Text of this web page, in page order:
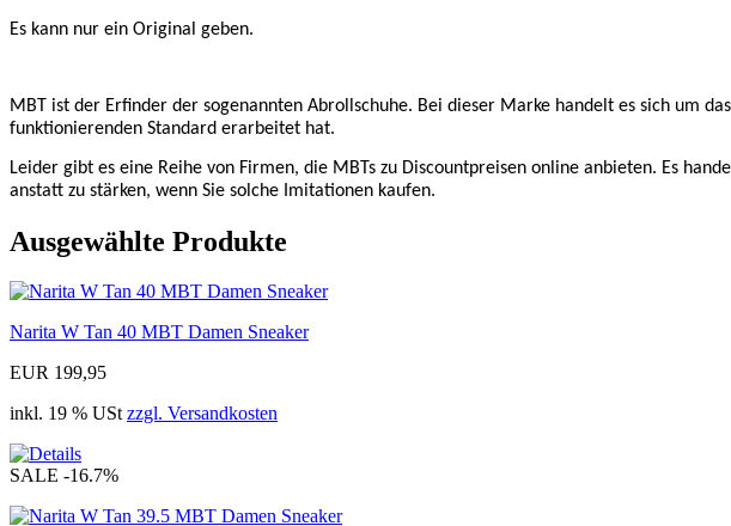
Es kann nur ein Original geben.
MBT ist der Erfinder der sogenannten Abrollschuhe. Bei dieser Marke handelt es sich um
funktionierenden Standard erarbeitet hat.
Leider gibt es eine Reihe von Firmen, die MBTs zu Discountpreisen online anbieten. Es
anstatt zu stärken, wenn Sie solche Imitationen kaufen.
Ausgewählte Produkte
Narita W Tan 40 MBT Damen Sneaker
EUR 199,95
inkl. 19 % UStzzgl. Versandkosten
SALE -16.7%